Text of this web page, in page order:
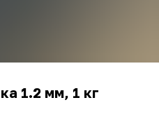
1.2 мм, 1 кг